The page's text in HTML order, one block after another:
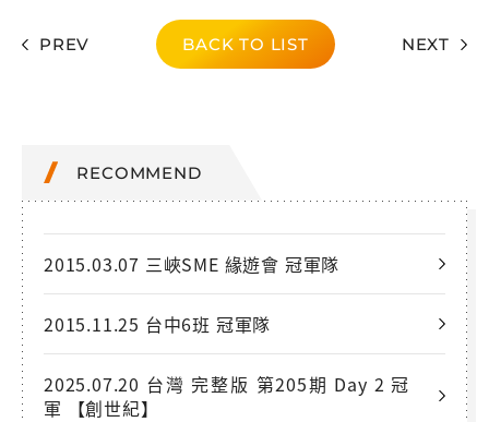
PREV BACK TO LIST NEXT
RECOMMEND
2015.03.07 三峽SME 緣遊會 冠軍隊
2015.11.25 台中6班 冠軍隊
2025.07.20 台灣 完整版 第205期 Day 2 冠
軍 【創世紀】